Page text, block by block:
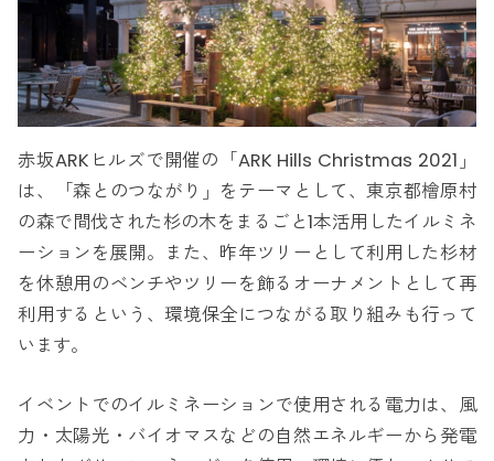
赤坂ARKヒルズで開催の「ARK Hills Christmas 2021」
は、「森とのつながり」をテーマとして、東京都檜原村
の森で間伐された杉の木をまるごと1本活用したイルミネ
ーションを展開。また、昨年ツリーとして利用した杉材
を休憩用のベンチやツリーを飾るオーナメントとして再
利用するという、環境保全につながる取り組みも行って
います。
イベントでのイルミネーションで使用される電力は、風
力・太陽光・バイオマスなどの自然エネルギーから発電